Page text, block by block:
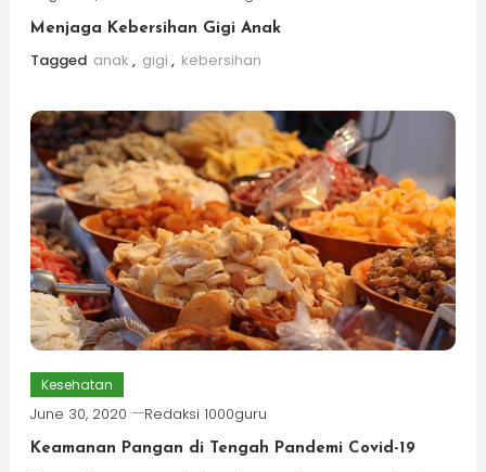
Menjaga Kebersihan Gigi Anak
Tagged anak , gigi , kebersihan
Kesehatan
June 30, 2020 Redaksi 1000guru
Keamanan Pangan di Tengah Pandemi Covid-19